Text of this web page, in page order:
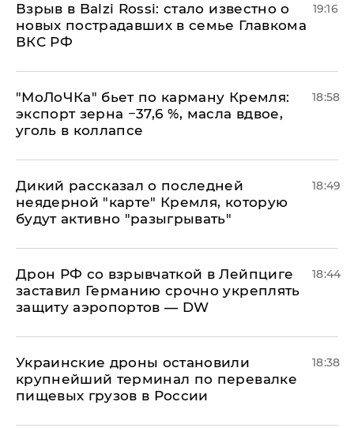
Взрыв в Balzi Rossi: стало известно о
новых пострадавших в семье Главкома
ВКС РФ
19:16
​"МоЛоЧКа" бьет по карману Кремля:
экспорт зерна −37,6 %, масла вдвое,
уголь в коллапсе
18:58
Дикий рассказал о последней
неядерной "карте" Кремля, которую
будут активно "разыгрывать"
18:49
​Дрон РФ со взрывчаткой в Лейпциге
заставил Германию срочно укреплять
защиту аэропортов — DW
18:44
Украинские дроны остановили
крупнейший терминал по перевалке
пищевых грузов в России
18:38